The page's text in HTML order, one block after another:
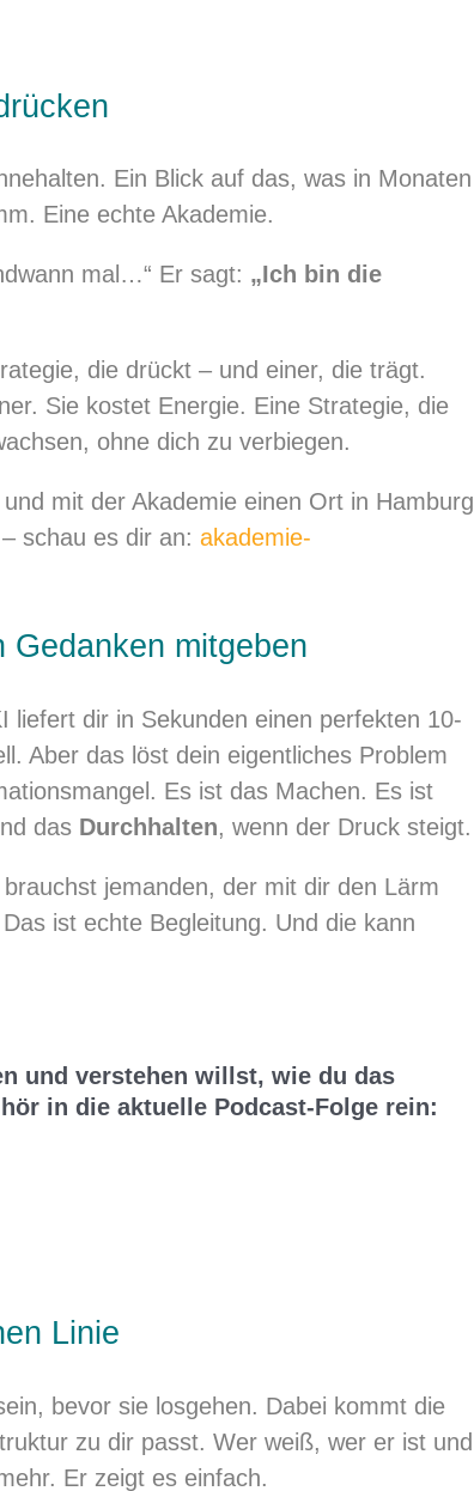
Ein Blick auf das, was in Monaten
Eine echte Akademie.
mal…“ Er sagt: „Ich bin die
die drückt – und einer, die trägt.
Sie kostet Energie. Eine Strategie, die
ohne dich zu verbiegen.
mit der Akademie einen Ort in Hamburg
schau es dir an: akademie-
Gedanken mitgeben
liefert dir in Sekunden einen perfekten 10-
Aber das löst dein eigentliches Problem
Es ist das Machen. Es ist
das Durchhalten, wenn der Druck steigt.
jemanden, der mit dir den Lärm
ist echte Begleitung. Und die kann
und verstehen willst, wie du das
in die aktuelle Podcast-Folge rein:
Linie
bevor sie losgehen. Dabei kommt die
zu dir passt. Wer weiß, wer er ist und
Er zeigt es einfach.